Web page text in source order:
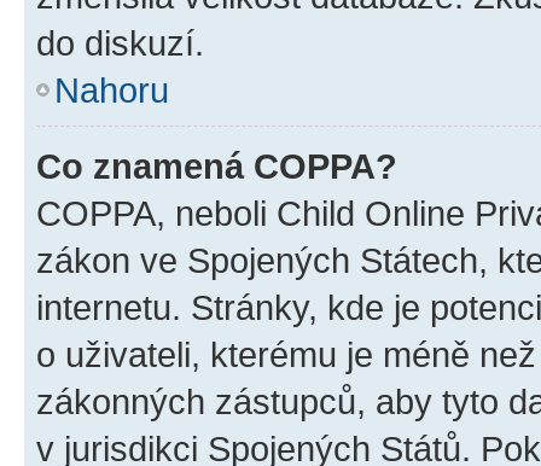
do diskuzí.
Nahoru
Co znamená COPPA?
COPPA, neboli Child Online
zákon ve Spojených Státech,
internetu. Stránky, kde je
o uživateli, kterému je méně
zákonných zástupců, aby tyto
v jurisdikci Spojených Států.